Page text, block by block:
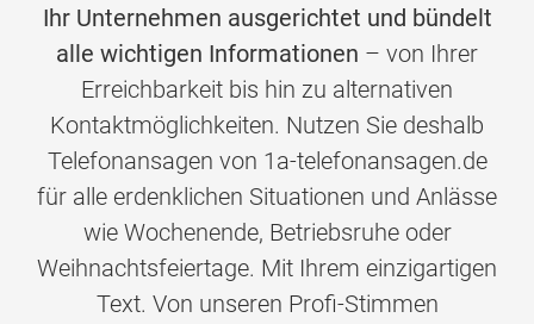
Ihr Unternehmen ausgerichtet und bündelt
alle wichtigen Informationen – von Ihrer
Erreichbarkeit bis hin zu alternativen
Kontaktmöglichkeiten. Nutzen Sie deshalb
Telefonansagen von 1a-telefonansagen.de
für alle erdenklichen Situationen und Anlässe
wie Wochenende, Betriebsruhe oder
Weihnachtsfeiertage. Mit Ihrem einzigartigen
Text. Von unseren Profi-Stimmen